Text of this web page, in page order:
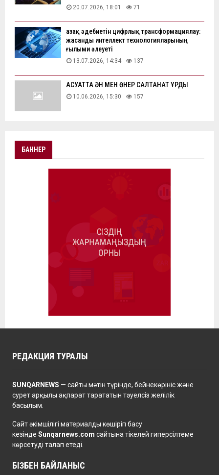
20.07.2026, 18:01 71
Қазақ әдебиетін цифрлық трансформациялау:
жасанды интеллект технологияларының
ғылыми әлеуеті
13.07.2026, 14:34 137
АҚСУАТТА ӘН МЕН ӨНЕР САЛТАНАТ ҚҰРДЫ
10.06.2026, 15:30 157
БАННЕР
РЕДАКЦИЯ ТУРАЛЫ
SUNQARNEWS — сайты мәтін түрінде, бейнекөрініс және
сурет арқылы ақпарат тарататын тәуелсіз желілік
басылым.
Сайт әкімшілігі материалды көшіріп басу
кезінде Sunqarnews.com сайтына тікелей гиперсілтеме
көрсетуді талап етеді.
БІЗБЕН БАЙЛАНЫС